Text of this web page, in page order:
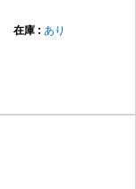
あり